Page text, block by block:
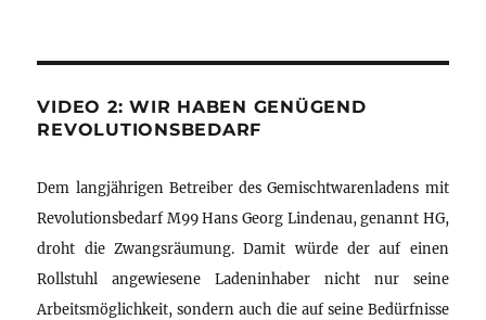
VIDEO 2: WIR HABEN GENÜGEND
REVOLUTIONSBEDARF
Dem langjährigen Betreiber des Gemischtwarenladens mit
Revolutionsbedarf M99 Hans Georg Lindenau, genannt HG,
droht die Zwangsräumung. Damit würde der auf einen
Rollstuhl angewiesene Ladeninhaber nicht nur seine
Arbeitsmöglichkeit, sondern auch die auf seine Bedürfnisse